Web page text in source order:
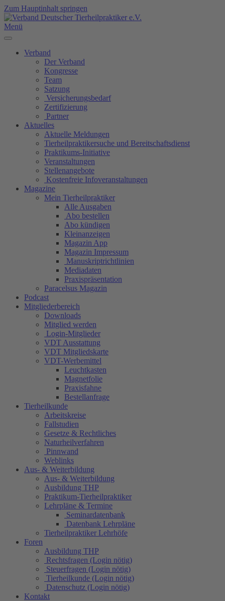
Zum Hauptinhalt springen
Menü
Verband
Der Verband
Kongresse
Team
Satzung
Versicherungsbedarf
Zertifizierung
Partner
Aktuelles
Aktuelle Meldungen
Tierheilpraktikersuche und Bereitschaftsdienst
Praktikums-Initiative
Veranstaltungen
Stellenangebote
Kostenfreie Infoveranstaltungen
Magazine
Mein Tierheilpraktiker
Alle Ausgaben
Abo bestellen
Abo kündigen
Kleinanzeigen
Magazin App
Magazin Impressum
Manuskriptrichtlinien
Mediadaten
Praxispräsentation
Paracelsus Magazin
Podcast
Mitgliederbereich
Downloads
Mitglied werden
Login-Mitglieder
VDT Ausstattung
VDT Mitgliedskarte
VDT-Werbemittel
Leuchtkasten
Magnetfolie
Praxisfahne
Bestellanfrage
Tierheilkunde
Arbeitskreise
Fallstudien
Gesetze & Rechtliches
Naturheilverfahren
Pinnwand
Weblinks
Aus- & Weiterbildung
Aus- & Weiterbildung
Ausbildung THP
Praktikum-Tierheilpraktiker
Lehrpläne & Termine
Seminardatenbank
Datenbank Lehrpläne
Tierheilpraktiker Lehrhöfe
Foren
Ausbildung THP
Rechtsfragen (Login nötig)
Steuerfragen (Login nötig)
Tierheilkunde (Login nötig)
Datenschutz (Login nötig)
Kontakt